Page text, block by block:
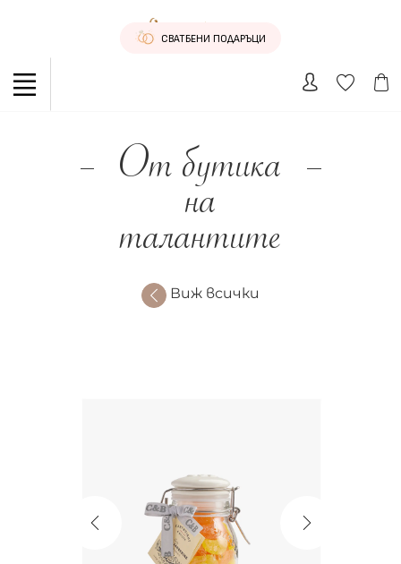
СВАТБЕНИ ПОДАРЪЦИ
От бутика
на
талантите
Виж всички